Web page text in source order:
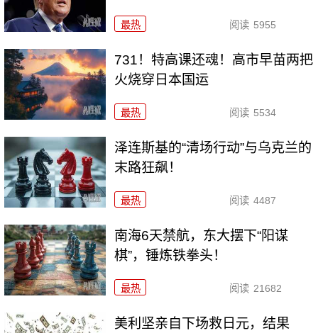
最热 阅读 5955
731！特高课还魂！高市早苗两把
火烧穿日本国运
最热 阅读 5534
泽连斯基的“清场行动”与乌克兰的
末路狂飙！
最热 阅读 4487
南海6天禁航，东大摆下“阳谋
棋”，锤炼铁拳头！
最热 阅读 21682
美利坚亲自下场救日元，结果